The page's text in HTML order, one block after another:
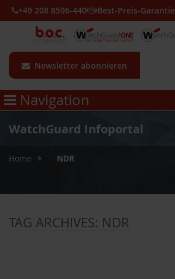
Newsletter abonnieren
+49 208 8596-440 Best-Preis-Garantie
Navigation
WatchGuard Infoportal
Home NDR
TAG ARCHIVES: NDR